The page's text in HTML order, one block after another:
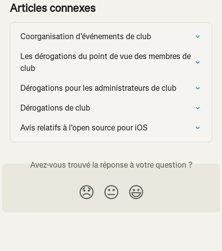
Articles connexes
Coorganisation d’événements de club
Les dérogations du point de vue des membres de
club
Dérogations pour les administrateurs de club
Dérogations de club
Avis relatifs à l'open source pour iOS
Avez-vous trouvé la réponse à votre question ?
😞 😐 😃